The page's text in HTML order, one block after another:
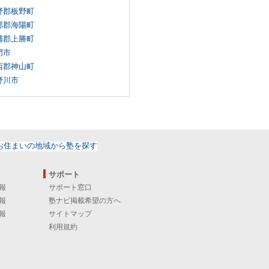
郡板野町
郡海陽町
郡上勝町
市
郡神山町
川市
サポート
サポート窓口
塾ナビ掲載希望の方へ
サイトマップ
利用規約